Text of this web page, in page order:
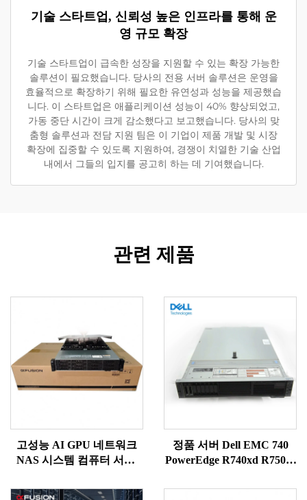
기술 스타트업, 신뢰성 높은 인프라를 통해 운
영 규모 확장
기술 스타트업이 급속한 성장을 지원할 수 있는 확장 가능한
솔루션이 필요했습니다. 당사의 전용 서버 솔루션은 운영을
효율적으로 확장하기 위해 필요한 유연성과 성능을 제공했습
니다. 이 스타트업은 애플리케이션 성능이 40% 향상되었고,
가동 중단 시간이 크게 감소했다고 보고했습니다. 당사의 맞
춤형 솔루션과 전담 지원 팀은 이 기업이 제품 개발 및 시장
확장에 집중할 수 있도록 지원하여, 경쟁이 치열한 기술 산업
내에서 그들의 입지를 공고히 하는 데 기여했습니다.
관련 제품
고성능 AI GPU 네트워크
NAS 시스템 컴퓨터 서버,
(Deepseek) 256GB RAM, 강
정품 서버 Dell EMC 740
PowerEdge R740xd R750xs
드 6342 Dell 제온 실버 4310